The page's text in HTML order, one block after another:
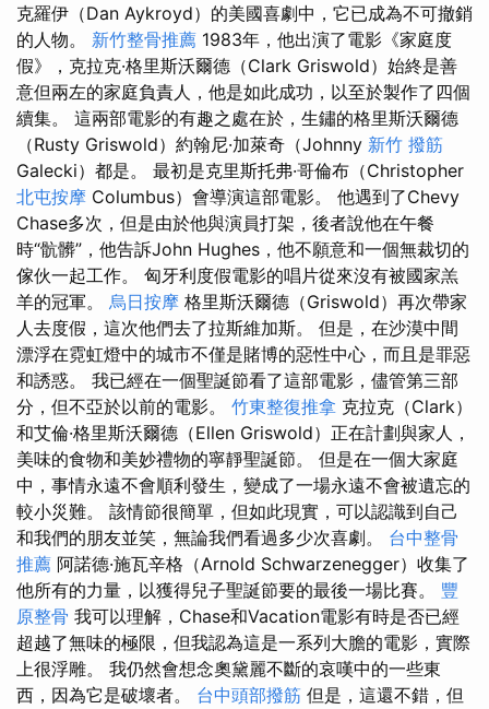
克羅伊（Dan Aykroyd）的美國喜劇中，它已成為不可撤銷
的人物。 新竹整骨推薦 1983年，他出演了電影《家庭度
假》，克拉克·格里斯沃爾德（Clark Griswold）始終是善
意但兩左的家庭負責人，他是如此成功，以至於製作了四個
續集。 這兩部電影的有趣之處在於，生鏽的格里斯沃爾德
（Rusty Griswold）約翰尼·加萊奇（Johnny 新竹 撥筋
Galecki）都是。 最初是克里斯托弗·哥倫布（Christopher
北屯按摩 Columbus）會導演這部電影。 他遇到了Chevy
Chase多次，但是由於他與演員打架，後者說他在午餐
時“骯髒”，他告訴John Hughes，他不願意和一個無裁切的
傢伙一起工作。 匈牙利度假電影的唱片從來沒有被國家羔
羊的冠軍。 烏日按摩 格里斯沃爾德（Griswold）再次帶家
人去度假，這次​​他們去了拉斯維加斯。 但是，在沙漠中間
漂浮在霓虹燈中的城市不僅是賭博的惡性中心，而且是罪惡
和誘惑。 我已經在一個聖誕節看了這部電影，儘管第三部
分，但不亞於以前的電影。 竹東整復推拿 克拉克（Clark）
和艾倫·格里斯沃爾德（Ellen Griswold）正在計劃與家人，
美味的食物和美妙禮物的寧靜聖誕節。 但是在一個大家庭
中，事情永遠不會順利發生，變成了一場永遠不會被遺忘的
較小災難。 該情節很簡單，但如此現實，可以認識到自己
和我們的朋友並笑，無論我們看過多少次喜劇。 台中整骨
推薦 阿諾德·施瓦辛格（Arnold Schwarzenegger）收集了
他所有的力量，以獲得兒子聖誕節要的最後一場比賽。 豐
原整骨 我可以理解，Chase和Vacation電影有時是否已經
超越了無味的極限，但我認為這是一系列大膽的電影，實際
上很浮雕。 我仍然會想念奧黛麗不斷的哀嘆中的一些東
西，因為它是破壞者。 台中頭部撥筋 但是，這還不錯，但